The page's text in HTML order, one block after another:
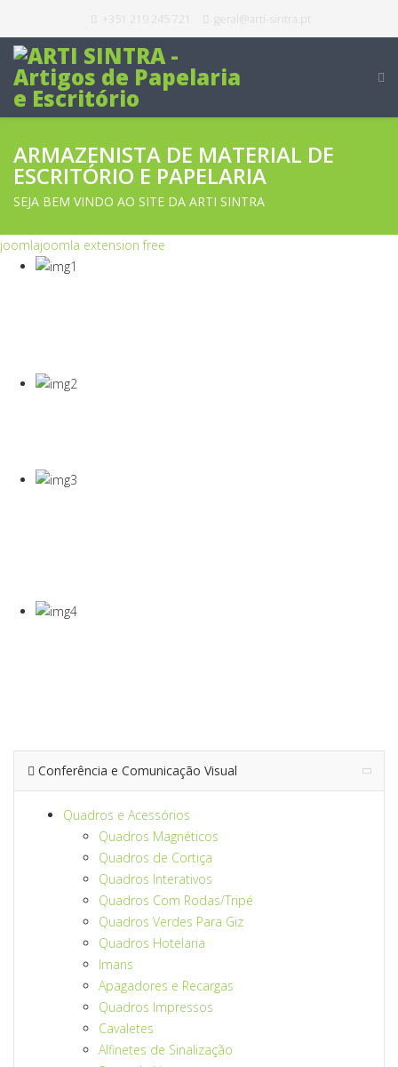
+351 219 245 721 geral@arti-sintra.pt
ARMAZENISTA DE MATERIAL DE
ESCRITÓRIO E PAPELARIA
SEJA BEM VINDO AO SITE DA ARTI SINTRA
joomlajoomla extension free
Conferência e Comunicação Visual
Quadros e Acessórios
Quadros Magnéticos
Quadros de Cortiça
Quadros Interativos
Quadros Com Rodas/Tripé
Quadros Verdes Para Giz
Quadros Hotelaria
Imans
Apagadores e Recargas
Quadros Impressos
Cavaletes
Alfinetes de Sinalização